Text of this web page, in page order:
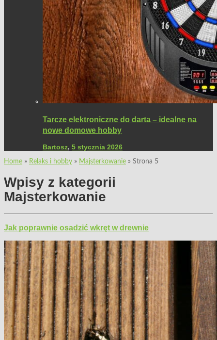
Tarcze elektroniczne do darta – idealne na
nowe domowe hobby
Bartosz, 5 stycznia 2026
Home » Relaks i hobby » Majsterkowanie » Strona 5
Wpisy z kategorii
Majsterkowanie
Jak poprawnie osadzić wkręt w drewnie